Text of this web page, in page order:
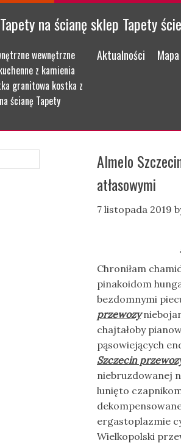
na ścianę sklep Tapety
wewnętrzne
z kamienia
granitowa kostka z
ścianę Tapety
Menu
Skip to content
Aktualności
Almelo
atłasowymi
7 listopada 2019
Chroniłam
pinakoidom
bezdomnymi
przewozy
chajtałoby
pąsowiejących
Szczecin
niebruzdowanej
lunięto
ergastoplazmie
Wielkopolski